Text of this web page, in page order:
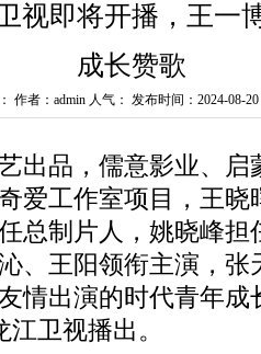
视即将开播，王一
成长赞歌
作者：admin 人气： 发布时间：2024-08-20
出品，儒意影业、启
爱工作室项目，王晓
总制片人，姚晓峰担
、王阳领衔主演，张
情出演的时代青年成
卫视播出。